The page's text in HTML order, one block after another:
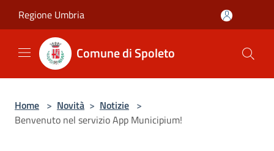
Regione Umbria
Comune di Spoleto
Home > Novità > Notizie >
Benvenuto nel servizio App Municipium!